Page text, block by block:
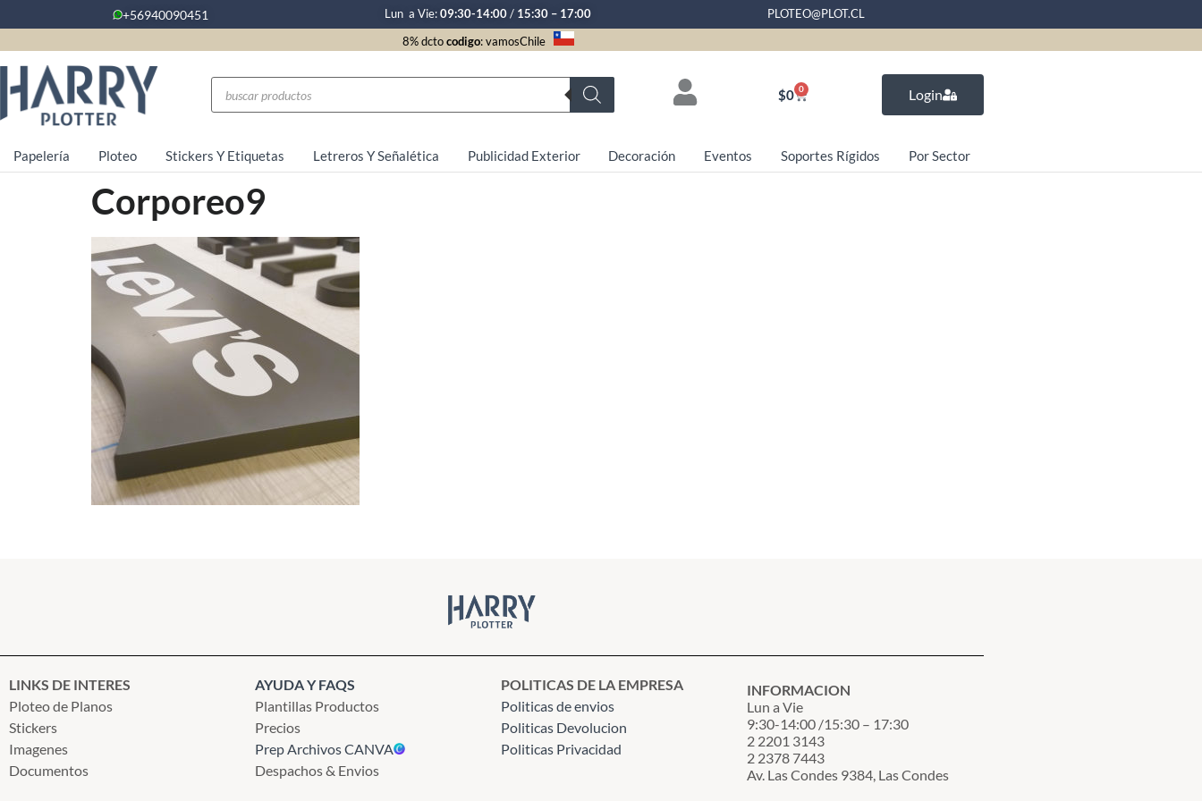
+56940090451 Lun a Vie:09:30-14:00/ 15:30 – 17:00
PLOTEO@PLOT.CL
8% dctocodigo: vamosChile
$0 0 Login
Papelería Ploteo Stickers Y Etiquetas Letreros Y Señalética Publicidad Exterior Decoración Eventos Soportes Rígidos Por Sector
Corporeo9
LINKS DE INTERES
Ploteo de Planos
Stickers
Imagenes
Documentos
AYUDA Y FAQS
Plantillas Productos
Precios
Prep Archivos CANVA
Despachos & Envios
POLITICAS DE LA EMPRESA
Politicas de envios
Politicas Devolucion
Politicas Privacidad
INFORMACION
Lun a Vie
9:30-14:00 /15:30 – 17:30
2 2201 3143
2 2378 7443
Av. Las Condes 9384, Las Condes